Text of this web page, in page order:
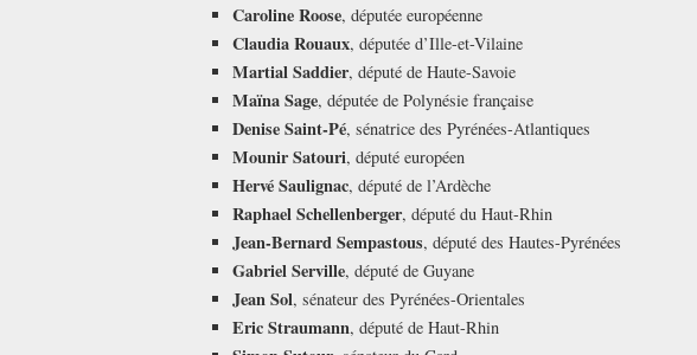
Caroline Roose, députée européenne
Claudia Rouaux, députée d’Ille-et-Vilaine
Martial Saddier, député de Haute-Savoie
Maïna Sage, députée de Polynésie française
Denise Saint-Pé, sénatrice des Pyrénées-Atlantiques
Mounir Satouri, député européen
Hervé Saulignac, député de l’Ardèche
Raphael Schellenberger, député du Haut-Rhin
Jean-Bernard Sempastous, député des Hautes-Pyrénées
Gabriel Serville, député de Guyane
Jean Sol, sénateur des Pyrénées-Orientales
Eric Straumann, député de Haut-Rhin